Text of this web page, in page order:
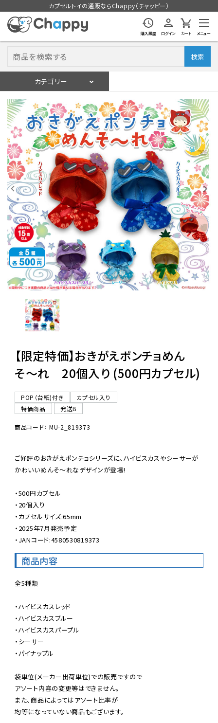
カプセルトイの通販ならChappy（チャッピー）
購入履歴 ログイン カート メニュー
検索
カテゴリー
ログイン 会員登録
入荷スケジュールをチェック
カプセルトイマシン本体
カプセルトイ
販促用空カプセル
レンタル
景品・玩具・文具
販促用カプセルトイ
ご利用ガイド
06-6282-7659
【限定特価】おきがえポンチョめん
そ〜れ 20個入り (500円カプセル)
POP（台紙)付き
カプセル入り
特価商品
発送B
商品コード： MU-2_819373
ご好評のおきがえポンチョシリーズに、ハイビスカスやシーサーが
かわいいめんそ〜れなデザインが登場!
・500円カプセル
・20個入り
・カプセルサイズ:65mm
・2025年7月発売予定
・JANコード:4580530819373
商品内容
全5種類
・ハイビスカスレッド
・ハイビスカスブルー
・ハイビスカスパープル
・シーサー
・パイナップル
袋単位(メーカー出荷単位)での販売ですので
アソート内容の変更等はできません。
また、商品によってはアソート比率が
均等になっていない商品もございます。